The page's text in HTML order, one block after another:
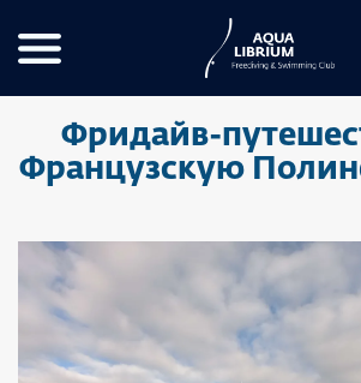
Фридайв-
Французскую